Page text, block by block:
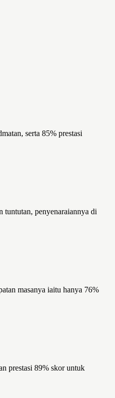
serta 85% prestasi
tuntutan, penyenaraiannya di
masanya iaitu hanya 76%
prestasi 89% skor untuk